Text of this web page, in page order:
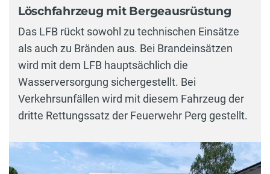
Löschfahrzeug mit Bergeausrüstung
Das LFB rückt sowohl zu technischen Einsätze
als auch zu Bränden aus. Bei Brandeinsätzen
wird mit dem LFB hauptsächlich die
Wasserversorgung sichergestellt. Bei
Verkehrsunfällen wird mit diesem Fahrzeug der
dritte Rettungssatz der Feuerwehr Perg gestellt.